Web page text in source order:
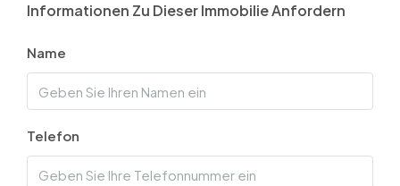
Informationen Zu Dieser Immobilie Anfordern
Name
Telefon